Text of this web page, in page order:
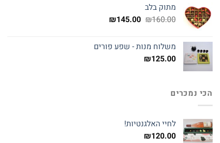
מתוק בלב
₪160.00
המחיר
₪160.00.
₪145.00
המחיר
₪145.00.
משלוח מנות - שפע פורים
₪125.00
הכי נמכרים
לחיי האלגנטיות!
₪120.00